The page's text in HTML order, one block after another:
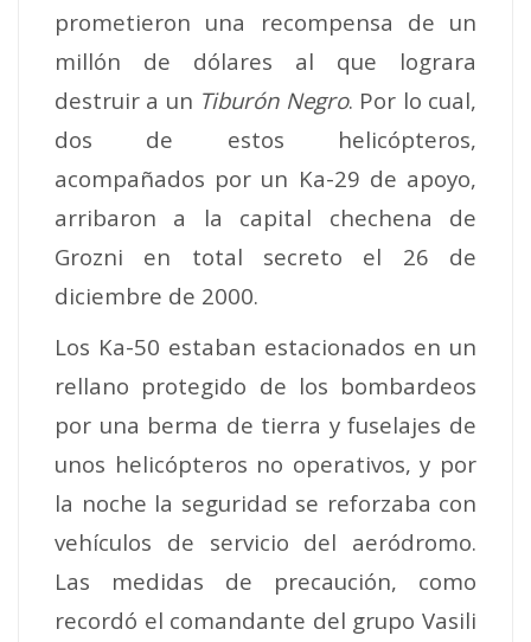
prometieron una recompensa de un
millón de dólares al que lograra
destruir a un Tiburón Negro. Por lo cual,
dos de estos helicópteros,
acompañados por un Ka-29 de apoyo,
arribaron a la capital chechena de
Grozni en total secreto el 26 de
diciembre de 2000.
Los Ka-50 estaban estacionados en un
rellano protegido de los bombardeos
por una berma de tierra y fuselajes de
unos helicópteros no operativos, y por
la noche la seguridad se reforzaba con
vehículos de servicio del aeródromo.
Las medidas de precaución, como
recordó el comandante del grupo Vasili